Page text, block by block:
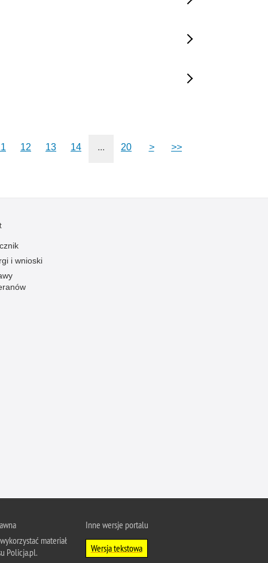
12 13 14 ... 20 > >>
i wnioski
materiał
Policja.pl.
Inne wersje portalu
Wersja tekstowa